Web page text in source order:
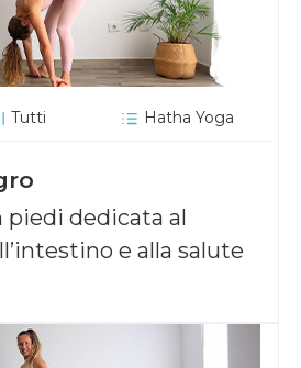
Tutti Hatha Yoga
piedi dedicata al
e alla salute